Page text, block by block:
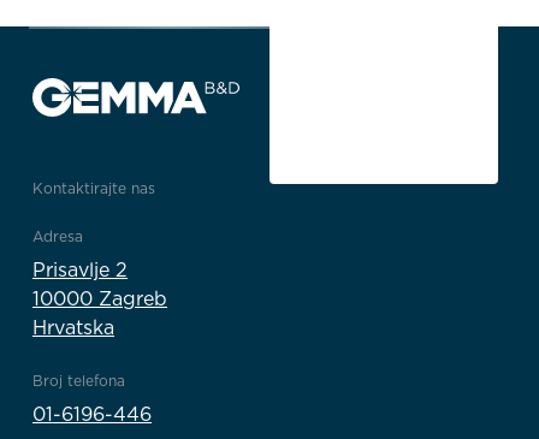
Kontaktirajte nas
Adresa
Prisavlje 2
10000 Zagreb
Hrvatska
Broj telefona
01-6196-446